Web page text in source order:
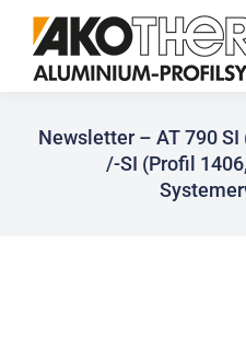
Newsletter – AT 790
/-SI (Profil